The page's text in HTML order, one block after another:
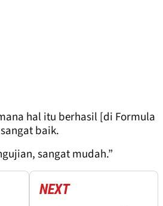
hal itu berhasil [di Formula
baik.
sangat mudah.”
NEXT